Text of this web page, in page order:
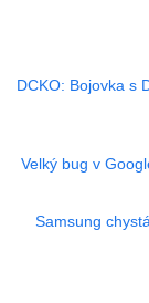
DCKO: Bojovka s
Velký bug v
Samsung